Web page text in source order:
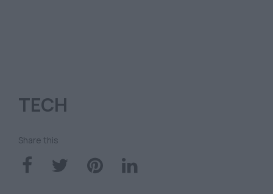
TECH
Share this